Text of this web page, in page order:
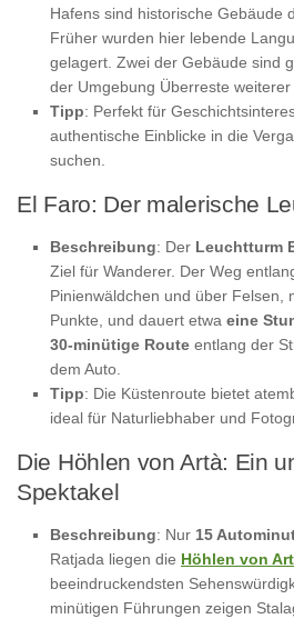
Hafens sind historische Gebäude
Früher wurden hier lebende
gelagert. Zwei der Gebäude sind
der Umgebung Überreste weiterer
Tipp: Perfekt für
authentische Einblicke in die
suchen.
El Faro: Der malerische
Beschreibung: Der Leuchtturm
Ziel für Wanderer. Der Weg
Pinienwäldchen und über Felsen,
Punkte, und dauert etwa eine
30-minütige Route entlang der
dem Auto.
Tipp: Die Küstenroute bietet
ideal für Naturliebhaber und
Die Höhlen von Artà: Ein
Spektakel
Beschreibung: Nur 15
Ratjada liegen die Höhlen von
beeindruckendsten
minütigen Führungen zeigen